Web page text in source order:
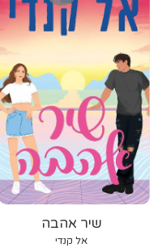
שיר אהבה
אל קנדי